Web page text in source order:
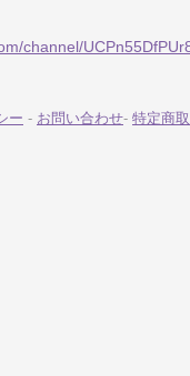
channel/
ー - お問い合わせ- 特定商